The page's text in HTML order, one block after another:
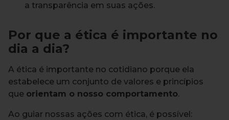
a transparência em suas ações.
Por que a ética é importante no
dia a dia?
A ética é importante no cotidiano porque ela
estabelece um conjunto de valores e princípios
que orientam o nosso comportamento.
Ao guiar nossas ações com ética, é possível: